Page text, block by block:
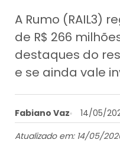
A Rumo (RAIL3)
de R$ 266
destaques do
e se ainda vale
Fabiano Vaz 14/05/
Atualizado em: 14/05/